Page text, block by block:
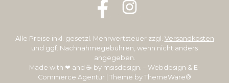
Facebook Instagram
Alle Preise inkl. gesetzl. Mehrwertsteuer zzgl. Versandkosten
und ggf. Nachnahmegebühren, wenn nicht anders
angegeben.
Made with ❤ and ☕ by msisdesign. – Webdesign & E-
Commerce Agentur | Theme by ThemeWare®